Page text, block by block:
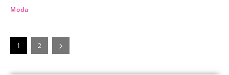
Moda
1 2